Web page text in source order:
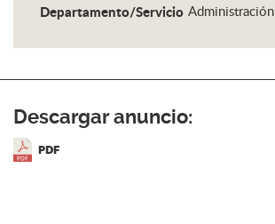
Departamento/Servicio Administración
Descargar anuncio:
PDF